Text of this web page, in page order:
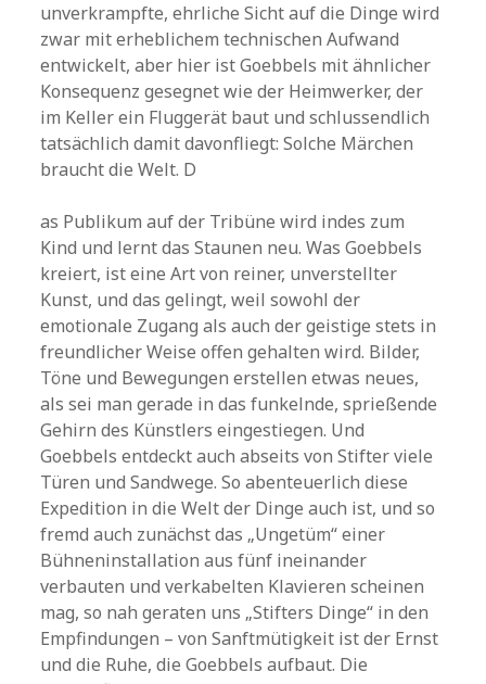
unverkrampfte, ehrliche Sicht auf die Dinge wird
zwar mit erheblichem technischen Aufwand
entwickelt, aber hier ist Goebbels mit ähnlicher
Konsequenz gesegnet wie der Heimwerker, der
im Keller ein Fluggerät baut und schlussendlich
tatsächlich damit davonfliegt: Solche Märchen
braucht die Welt. D
as Publikum auf der Tribüne wird indes zum
Kind und lernt das Staunen neu. Was Goebbels
kreiert, ist eine Art von reiner, unverstellter
Kunst, und das gelingt, weil sowohl der
emotionale Zugang als auch der geistige stets in
freundlicher Weise offen gehalten wird. Bilder,
Töne und Bewegungen erstellen etwas neues,
als sei man gerade in das funkelnde, sprießende
Gehirn des Künstlers eingestiegen. Und
Goebbels entdeckt auch abseits von Stifter viele
Türen und Sandwege. So abenteuerlich diese
Expedition in die Welt der Dinge auch ist, und so
fremd auch zunächst das „Ungetüm“ einer
Bühneninstallation aus fünf ineinander
verbauten und verkabelten Klavieren scheinen
mag, so nah geraten uns „Stifters Dinge“ in den
Empfindungen – von Sanftmütigkeit ist der Ernst
und die Ruhe, die Goebbels aufbaut. Die